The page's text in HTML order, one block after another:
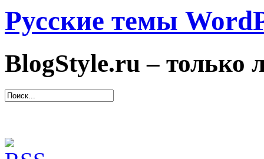
Русские темы
BlogStyle.ru – только